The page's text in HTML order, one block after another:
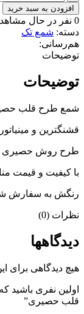
طرح
قلب
حصیری
عدد
افزودن به سبد خرید
0 نفر در حال
دسته: شمع تک
هم‌رسانی:
توضیحات
توضیحات
شمع طرح قلب
قشنگترین و
طرح روش
با کیفیت و قیمت
رنگش به سفارش
نظرات (0)
دیدگاهها
هیچ دیدگاهی
اولین نفری باشید
قلب حصیری”